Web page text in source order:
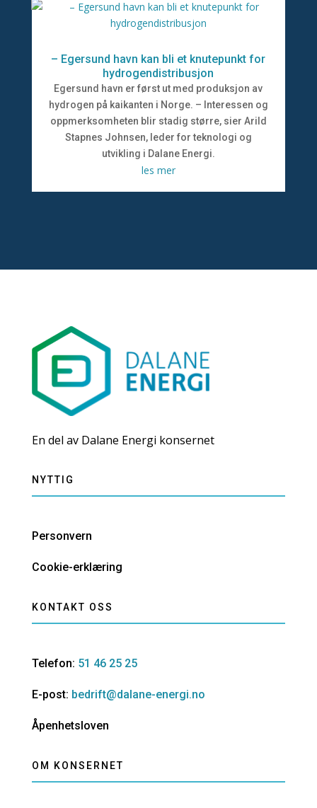
– Egersund havn kan bli et knutepunkt for
hydrogendistribusjon
Egersund havn er først ut med produksjon av
hydrogen på kaikanten i Norge. – Interessen og
oppmerksomheten blir stadig større, sier Arild
Stapnes Johnsen, leder for teknologi og
utvikling i Dalane Energi.
les mer
En del av Dalane Energi konsernet
NYTTIG
Personvern
Cookie-erklæring
KONTAKT OSS
Telefon: 51 46 25 25
E-post: bedrift@dalane-energi.no
Åpenhetsloven
OM KONSERNET